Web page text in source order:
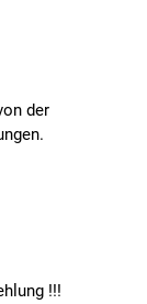
der
!!!